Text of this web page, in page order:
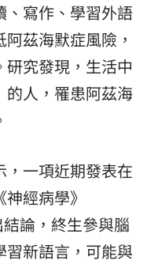
、寫作、學習外語
茲海默症風險，
究發現，生活中
的人，罹患阿茲海
，一項近期發表在
經病學》
論，終生參與腦
新語言，可能與